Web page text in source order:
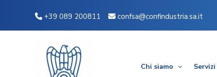
contenuto
+39 089 200811 confsa@confindustria.sa.it
Chi siamo Servizi